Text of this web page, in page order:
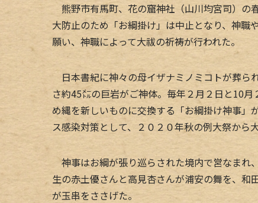
熊野市有馬町、花の窟神社（山川均宮司）の
大防止のため「お綱掛け」は中止となり、神職
願い、神職によって大祓の祈祷が行われた。
日本書紀に神々の母イザナミノミコトが葬ら
さ約45㍍の巨岩がご神体。毎年２月２日と10
め縄を新しいものに交換する「お綱掛け神事
ス感染対策として、２０２０年秋の例大祭から
神事はお綱が張り巡らされた境内で営なまれ
生の赤土優さんと高見杏さんが浦安の舞を、
が玉串をささげた。